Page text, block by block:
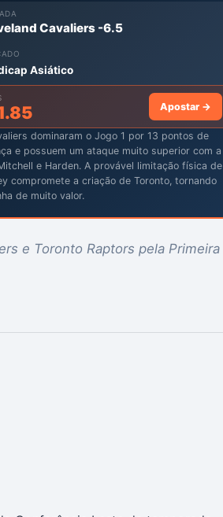
Cavaliers -6.5
Asiático
Apostar →
dominaram o Jogo 1 por 13 pontos de
e possuem um ataque muito superior com a
e Harden. A provável limitação física de
compromete a criação de Toronto, tornando
de muito valor.
e Toronto Raptors pela Primeira